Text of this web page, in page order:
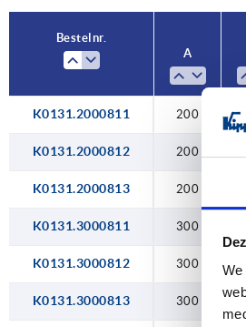
Bestelnr.
A
K0131.2000811 200
K0131.2000812 200
K0131.2000813 200
K0131.3000811 300
K0131.3000812 300
K0131.3000813 300